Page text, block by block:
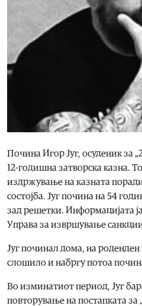
Почина Игор Југ, осуденик за
12-годишна затворска казна.
издржување на казната
состојба. Југ почина на 54
зад решетки. Информaцијата
Управа за извршување
Југ починал дома, на роденден
слошило и набргу потоа
Во изминатиот период, Југ
повторување на постапката за